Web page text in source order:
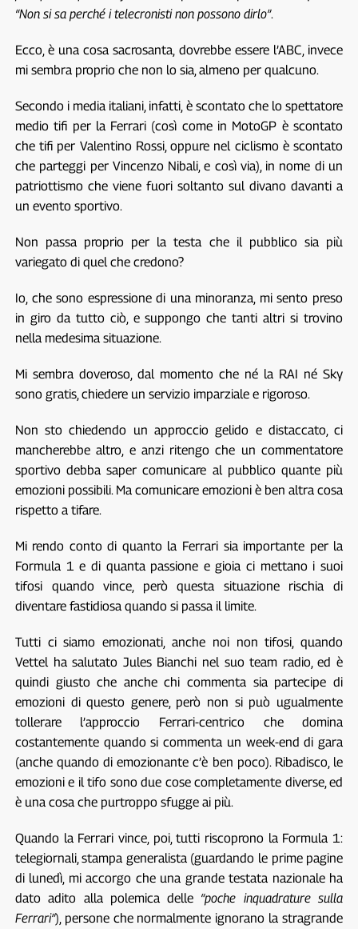
“Non si sa perché i telecronisti non possono dirlo”.
Ecco, è una cosa sacrosanta, dovrebbe essere l’ABC, invece
mi sembra proprio che non lo sia, almeno per qualcuno.
Secondo i media italiani, infatti, è scontato che lo spettatore
medio tifi per la Ferrari (così come in MotoGP è scontato
che tifi per Valentino Rossi, oppure nel ciclismo è scontato
che parteggi per Vincenzo Nibali, e così via), in nome di un
patriottismo che viene fuori soltanto sul divano davanti a
un evento sportivo.
Non passa proprio per la testa che il pubblico sia più
variegato di quel che credono?
Io, che sono espressione di una minoranza, mi sento preso
in giro da tutto ciò, e suppongo che tanti altri si trovino
nella medesima situazione.
Mi sembra doveroso, dal momento che né la RAI né Sky
sono gratis, chiedere un servizio imparziale e rigoroso.
Non sto chiedendo un approccio gelido e distaccato, ci
mancherebbe altro, e anzi ritengo che un commentatore
sportivo debba saper comunicare al pubblico quante più
emozioni possibili. Ma comunicare emozioni è ben altra cosa
rispetto a tifare.
Mi rendo conto di quanto la Ferrari sia importante per la
Formula 1 e di quanta passione e gioia ci mettano i suoi
tifosi quando vince, però questa situazione rischia di
diventare fastidiosa quando si passa il limite.
Tutti ci siamo emozionati, anche noi non tifosi, quando
Vettel ha salutato Jules Bianchi nel suo team radio, ed è
quindi giusto che anche chi commenta sia partecipe di
emozioni di questo genere, però non si può ugualmente
tollerare l’approccio Ferrari-centrico che domina
costantemente quando si commenta un week-end di gara
(anche quando di emozionante c’è ben poco). Ribadisco, le
emozioni e il tifo sono due cose completamente diverse, ed
è una cosa che purtroppo sfugge ai più.
Quando la Ferrari vince, poi, tutti riscoprono la Formula 1:
telegiornali, stampa generalista (guardando le prime pagine
di lunedì, mi accorgo che una grande testata nazionale ha
dato adito alla polemica delle “poche inquadrature sulla
Ferrari”), persone che normalmente ignorano la stragrande